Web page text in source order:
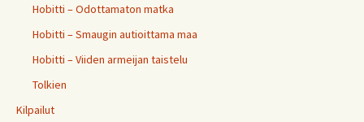
Hobitti – Odottamaton matka
Hobitti – Smaugin autioittama maa
Hobitti – Viiden armeijan taistelu
Tolkien
Kilpailut